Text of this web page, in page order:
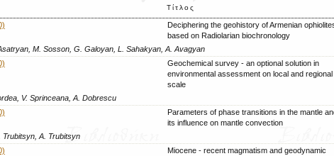
Τίτλος
Deciphering the geohistory of Armenian
based on Radiolarian biochronology
M. Sosson, G. Galoyan, L. Sahakyan, A. Avagyan
Geochemical survey - an optional solution in
environmental assessment on local and regional
scale
V. Sprinceana, A. Dobrescu
Parameters of phase transitions in the mantle
its influence on mantle convection
Trubitsyn, A. Trubitsyn
Miocene - recent magmatism and geodynamic